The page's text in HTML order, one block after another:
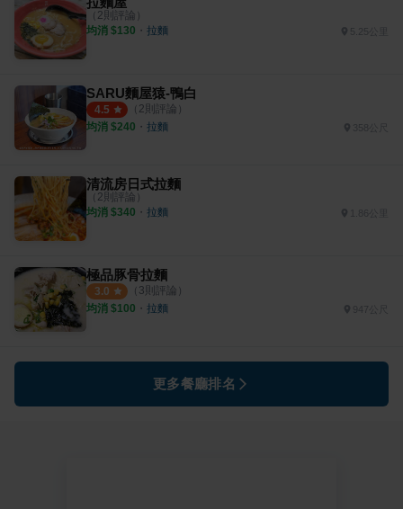
（ 2則評論）
均消 $130 ・ 拉麵 5.25公里
SARU麵屋猿-鴨白
4.5 （ 2則評論）
均消 $240 ・ 拉麵 358公尺
清流房日式拉麵
（ 2則評論）
均消 $340 ・ 拉麵
極品豚骨拉麵
3.0 （ 3則評論）
均消 $100 ・ 拉麵 947公尺
更多餐廳排名